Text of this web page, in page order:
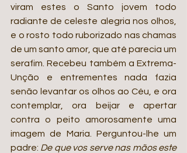
viram estes o Santo jovem todo
radiante de celeste alegria nos olhos,
e o rosto todo ruborizado nas chamas
de um santo amor, que até parecia um
serafim. Recebeu também a Extrema-
Unção e entrementes nada fazia
senão levantar os olhos ao Céu, e ora
contemplar, ora beijar e apertar
contra o peito amorosamente uma
imagem de Maria. Perguntou-lhe um
padre: De que vos serve nas mãos este